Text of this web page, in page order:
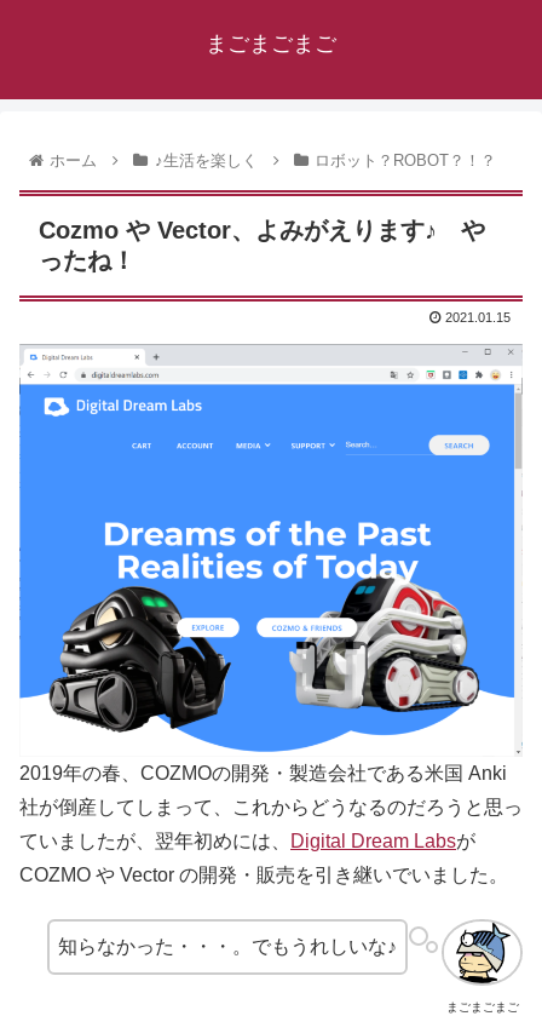
まごまごまご
ホーム ♪生活を楽しく ロボット？ROBOT？！？
Cozmo や Vector、よみがえります♪ や
ったね！
2021.01.15
2019年の春、COZMOの開発・製造会社である米国 Anki
社が倒産してしまって、これからどうなるのだろうと思っ
ていましたが、翌年初めには、
Digital Dream Labsが
COZMO や Vector の開発・販売を引き継いでいました。
まごまごまご
知らなかった・・・。でもうれしいな♪